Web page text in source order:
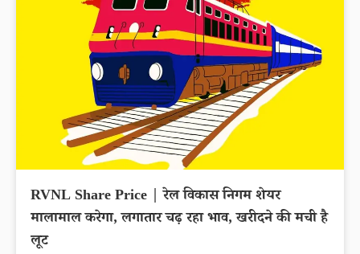
RVNL Share Price | रेल विकास निगम शेयर
मालामाल करेगा, लगातार चढ़ रहा भाव, खरीदने की मची है
लूट